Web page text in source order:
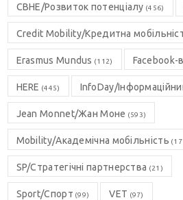
CBHE/Розвиток потенціалу (456)
Credit Mobility/Кредитна
Erasmus Mundus (112) Facebook-
HERE (445) InfoDay/
Jean Monnet/Жан Моне (593)
Mobility/Академічна мобільність
SP/Стратегічні партнерства (21)
Sport/Спорт (99) VET (97)